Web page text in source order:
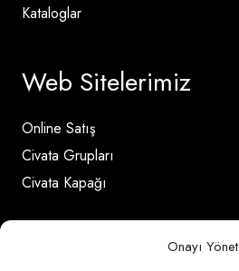
Onayı Yönet
Kataloglar
Web Sitelerimiz
Online Satış
Civata Grupları
Civata Kapağı
İletişim Detayları